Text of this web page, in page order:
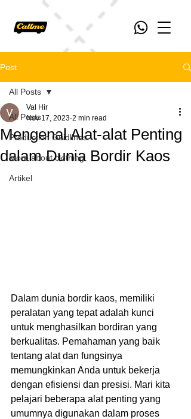
Post
All Posts
Production Guidlines
More about clothing
Artikel
All Posts
Mengenal Alat-alat Penting
dalam Dunia Bordir Kaos
Val Hir
Nov 17, 2023 2 min read
Dalam dunia bordir kaos, memiliki
peralatan yang tepat adalah kunci
untuk menghasilkan bordiran yang
berkualitas. Pemahaman yang baik
tentang alat dan fungsinya
memungkinkan Anda untuk bekerja
dengan efisiensi dan presisi. Mari kita
pelajari beberapa alat penting yang
umumnya digunakan dalam proses